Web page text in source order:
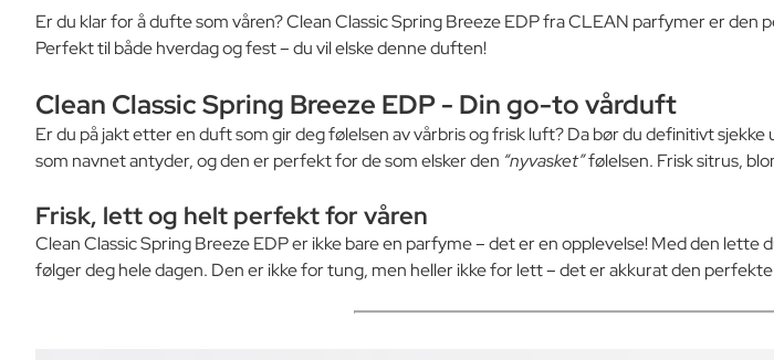
Er du klar for å dufte som våren? Clean Classic Spring Breeze EDP fra CLEAN parfymer er
Perfekt til både hverdag og fest – du vil elske denne duften!
Clean Classic Spring Breeze EDP- Din go-to vårduft
Er du på jakt etter en duft som gir deg følelsen av vårbris og frisk luft? Da bør du definitivt
som navnet antyder, og den er perfekt for de som elsker den “nyvasket”følelsen. Frisk sitrus,
Frisk, lett og helt perfekt for våren
Clean Classic Spring Breeze EDP er ikke bare en parfyme – det er en opplevelse! Med den
følger deg hele dagen. Den er ikke for tung, men heller ikke for lett – det er akkurat den